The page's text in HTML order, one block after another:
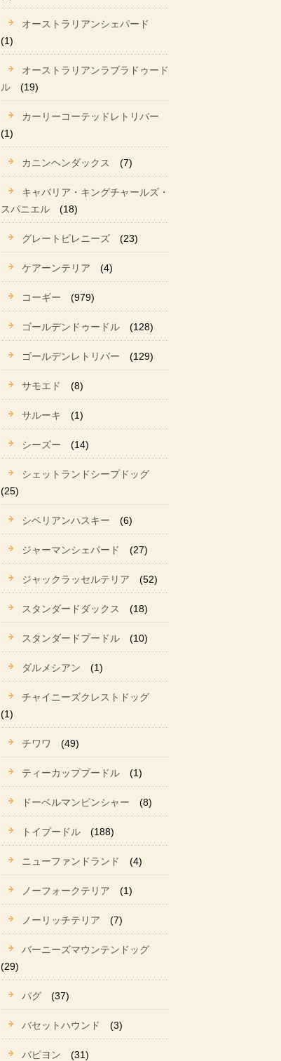
オーストラリアンシェパード
(1)
オーストラリアンラブラドゥード
ル
(19)
カーリーコーテッドレトリバー
(1)
カニンヘンダックス (7)
キャバリア・キングチャールズ・
スパニエル
(18)
グレートピレニーズ (23)
ケアーンテリア (4)
コーギー (979)
ゴールデンドゥードル (128)
ゴールデンレトリバー (129)
サモエド (8)
サルーキ (1)
シーズー (14)
シェットランドシープドッグ
(25)
シベリアンハスキー (6)
ジャーマンシェパード (27)
ジャックラッセルテリア (52)
スタンダードダックス (18)
スタンダードプードル (10)
ダルメシアン (1)
チャイニーズクレストドッグ
(1)
チワワ (49)
ティーカッププードル (1)
ドーベルマンピンシャー (8)
トイプードル (188)
ニューファンドランド (4)
ノーフォークテリア (1)
ノーリッチテリア (7)
バーニーズマウンテンドッグ
(29)
パグ (37)
バセットハウンド (3)
パピヨン (31)